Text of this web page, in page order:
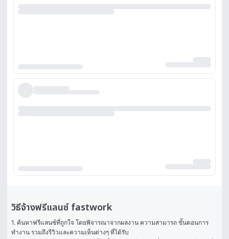
วิธีจ้างฟรีแลนซ์ fastwork
1. ค้นหาฟรีแลนซ์ที่ถูกใจ โดยพิจารณาจากผลงาน ความสามารถ ขั้นตอนการ
ทำงาน รวมถึงรีวิวและความเห็นต่างๆ ที่ได้รับ